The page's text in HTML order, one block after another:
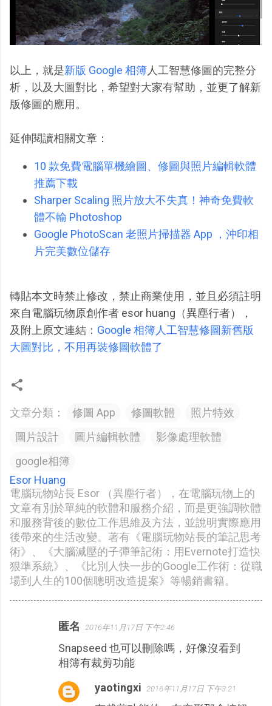
以上，就是新版 Google 相簿人工智慧修圖的完整分
析，以及大圖對比，希望對大家有幫助，並更了解新
版修圖的應用。
延伸閱讀相關文章：
10 款免費電腦單機繪圖、修圖與照片編輯軟體
推薦下載
Sharper Scaling 照片放大不失真！神奇免費軟
體不輸 Photoshop
Google PhotoScan 老照片掃描器 App ，沖印相
片完美數位儲存
轉貼本文時禁止修改，禁止商業使用，並且必須註明
來自電腦玩物原創作者 esor huang（異塵行者），
及附上原文連結： Google 相簿人工智慧修圖新舊版
大圖對比，不用再裝修圖軟體了
文章分類： 修圖 App 修圖軟體
照片特效
圖片設計
圖片編輯軟體
影像處理軟體
google相簿
Esor Huang
電腦玩物站長 Esor （異塵行者），在電腦玩物上的
文章有別於單純的軟體和服務介紹，而是更強調軟體
和服務背後的數位工作思維及方法，並說明實際應用
後帶來的生活改變。著有《電腦玩物站長的筆記思考
術》、《大腦減壓的子彈筆記術：用Evernote打造快
狠準系統》、《比別人快一步的Google工作術：從職
場到人生的100個聰明改造提案》等暢銷書籍。
匿名 2016年11月17日 下午2:46
Snapseed 也可以刪除嗎，好像沒看到
相簿有裁剪功能
yaotingxi
2016年11月17日 下午3:21